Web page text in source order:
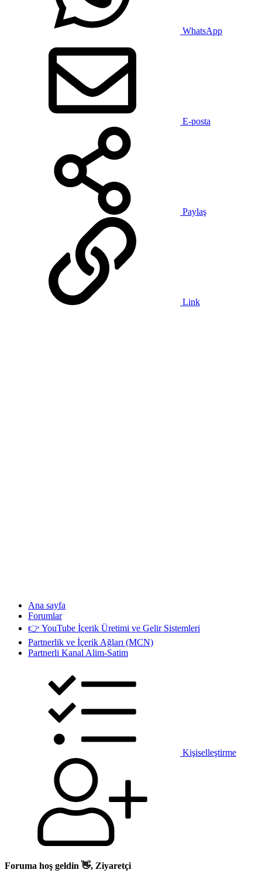
WhatsApp
E-posta
Paylaş
Link
Ana sayfa
Forumlar
👉 YouTube İçerik Üretimi ve Gelir Sistemleri
Partnerlik ve İçerik Ağları (MCN)
Partnerli Kanal Alim-Satim
Kişiselleştirme
Foruma hoş geldin 👋, Ziyaretçi